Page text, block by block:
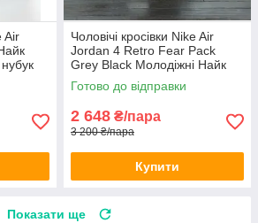
Air
Чоловічі кросівки Nike Air
Jordan 4 Retro Fear Pack
Grey Black Молодіжні Найк
Джордан Ретро чорні з сірим
Готово до відправки
2 648 ₴/пара
3 200 ₴/пара
Купити
Показати ще